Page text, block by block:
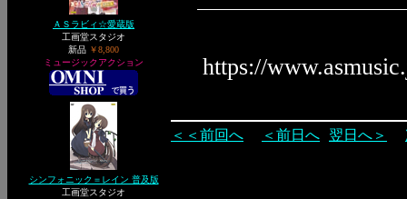
ＡＳラビィ☆愛蔵版
工画堂スタジオ
新品 ￥8,800
ミュージックアクション
シンフォニック＝レイン 普及版
工画堂スタジオ
https://
＜＜前回へ ＜前日へ 翌日へ＞